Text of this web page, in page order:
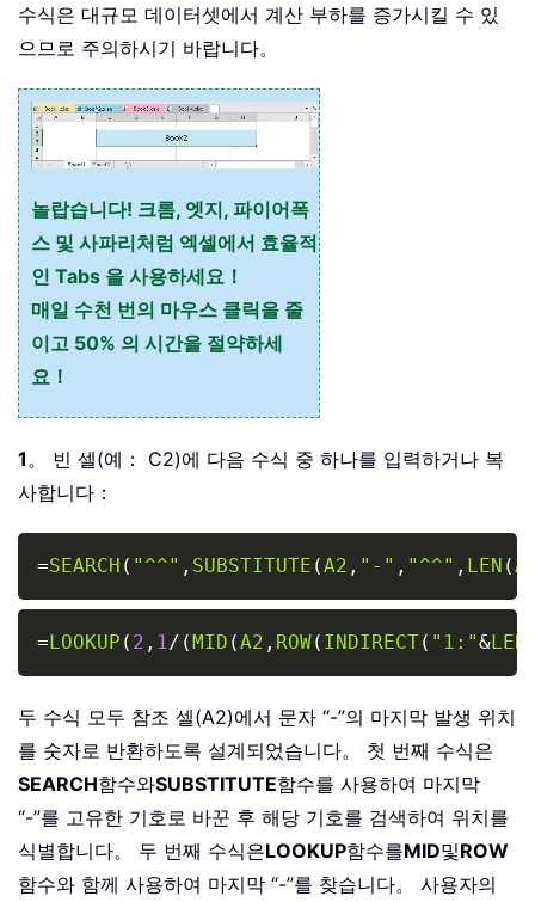
수식은 대규모 데이터셋에서 계산 부하를 증가시킬 수 있
으므로 주의하시기 바랍니다。
놀랍습니다! 크롬, 엣지, 파이어폭
스 및 사파리처럼 엑셀에서 효율적
인 Tabs 을 사용하세요！
매일 수천 번의 마우스 클릭을 줄
이고 50% 의 시간을 절약하세
요！
1 。 빈 셀(예： C2)에 다음 수식 중 하나를 입력하거나 복
사합니다：
=SEARCH ( "^^" , SUBSTITUTE (A2 , "-" , "^^" , LEN (
Copy
=LOOKUP ( 2 , 1/ (MID (A2 , ROW( INDIRECT( "1:"&LEN
Copy
두 수식 모두 참조 셀(A2)에서 문자 “-”의 마지막 발생 위치
를 숫자로 반환하도록 설계되었습니다。 첫 번째 수식은
SEARCH함수와SUBSTITUTE함수를 사용하여 마지막
“-”를 고유한 기호로 바꾼 후 해당 기호를 검색하여 위치를
식별합니다。 두 번째 수식은LOOKUP함수를MID및ROW
함수와 함께 사용하여 마지막 “-”를 찾습니다。 사용자의